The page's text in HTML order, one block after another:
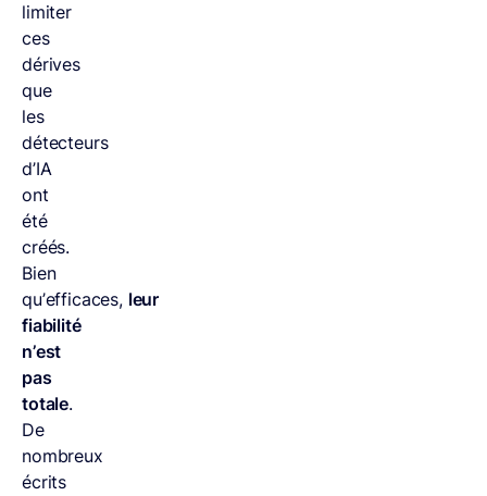
limiter
ces
dérives
que
les
détecteurs
d’IA
ont
été
créés.
Bien
qu’efficaces, leur
fiabilité
n’est
pas
totale.
De
nombreux
écrits